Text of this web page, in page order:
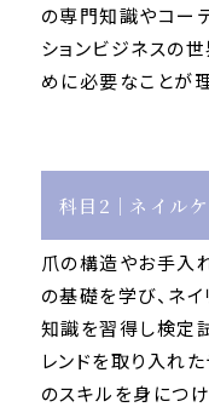
の専門知識やコー
ションビジネスの
めに必要なことが
科目2 ネイル
爪の構造やお手入
の基礎を学び、ネ
知識を習得し検定
レンドを取り入れ
のスキルを身につ